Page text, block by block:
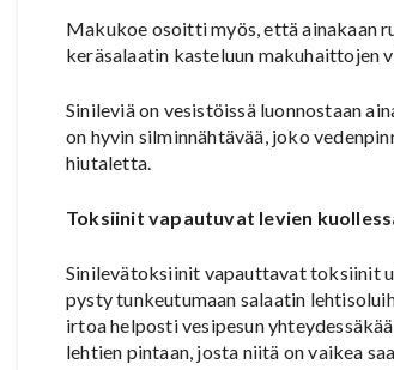
Makukoe osoitti myös, että ainakaan
keräsalaatin kasteluun makuhaittojen
Sinileviä on vesistöissä luonnostaan
on hyvin silminnähtävää, joko
hiutaletta.
Toksiinit vapautuvat levien
Sinilevätoksiinit vapauttavat toksiinit
pysty tunkeutumaan salaatin
irtoa helposti vesipesun
lehtien pintaan, josta niitä on vaikea